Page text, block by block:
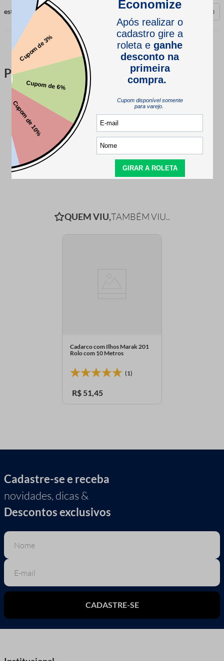
esta avaliação foi útil? 0
Perguntas & respostas
Este produto ainda não tem perguntas
SEJA O PRIMEIRO A PERGUNTAR
QUEM VIU,TAMBÉM VIU..
Cadarco com Ilhos Marak 201
Rolo com 10 Metros
(1)
R$ 51,45
Cadastre-se e receba
novidades, dicas &
Descontos exclusivos
CADASTRE-SE